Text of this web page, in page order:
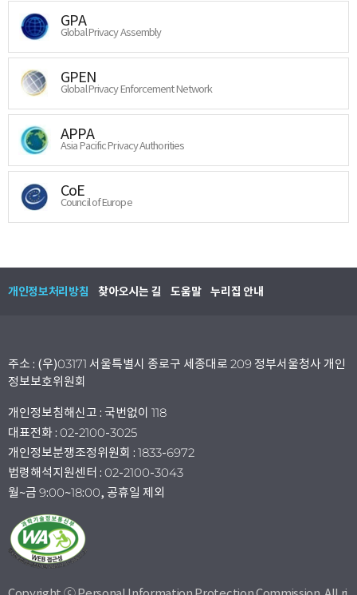
GPA
Global Privacy Assembly
GPEN
Global Privacy Enforcement Network
APPA
Asia Pacific Privacy Authorities
CoE
Council of Europe
개인정보처리방침 찾아오시는 길 도움말 누리집 안내
주소 : (우)03171 서울특별시 종로구 세종대로 209 정부서울청사 개인
정보보호위원회
개인정보침해신고 : 국번없이 118
대표전화 : 02-2100-3025
개인정보분쟁조정위원회 : 1833-6972
법령해석지원센터 : 02-2100-3043
월~금 9:00~18:00, 공휴일 제외